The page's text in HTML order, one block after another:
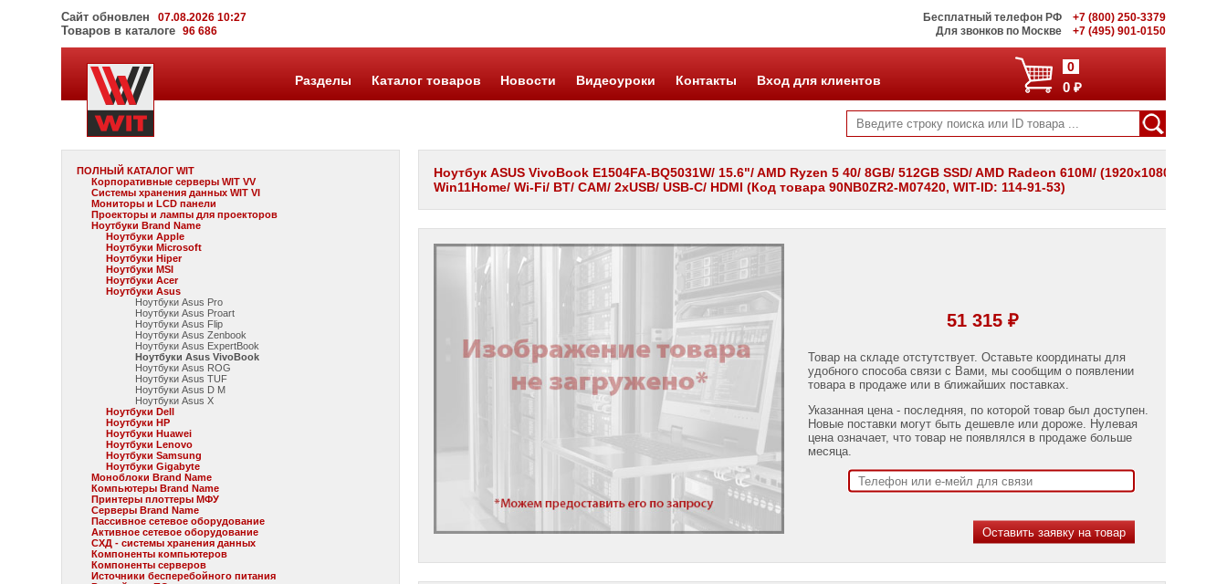
Сайт обновлен 07.08.2026 10:27
Товаров в каталоге96 686
Бесплатный телефон РФ
+7 (800) 250-3379
Для звонков по Москве
+7 (495) 901-0150
0
0 ₽
Разделы Каталог товаров Новости Видеоуроки Контакты Вход для клиентов
ПОЛНЫЙ КАТАЛОГ WIT
Корпоративные серверы WIT VV
Системы хранения данных WIT VI
Мониторы и LCD панели
Проекторы и лампы для проекторов
Ноутбуки Brand Name
Ноутбуки Apple
Ноутбуки Microsoft
Ноутбуки Hiper
Ноутбуки MSI
Ноутбуки Acer
Ноутбуки Asus
Ноутбуки Asus Pro
Ноутбуки Asus Proart
Ноутбуки Asus Flip
Ноутбуки Asus Zenbook
Ноутбуки Asus ExpertBook
Ноутбуки Asus VivoBook
Ноутбуки Asus ROG
Ноутбуки Asus TUF
Ноутбуки Asus D M
Ноутбуки Asus X
Ноутбуки Dell
Ноутбуки HP
Ноутбуки Huawei
Ноутбуки Lenovo
Ноутбуки Samsung
Ноутбуки Gigabyte
Моноблоки Brand Name
Компьютеры Brand Name
Принтеры плоттеры МФУ
Серверы Brand Name
Пассивное сетевое оборудование
Активное сетевое оборудование
СХД - системы хранения данных
Компоненты компьютеров
Компоненты серверов
Источники бесперебойного питания
Ноутбук ASUS VivoBook E1504FA-BQ5031W/ 15.6"/ AMD Ryzen 5 40/ 8GB/ 512GB SSD/ AMD Radeon 610M/ (1920x1080)/
Win11Home/ Wi-Fi/ BT/ CAM/ 2xUSB/ USB-C/ HDMI (Код товара 90NB0ZR2-M07420, WIT-ID: 114-91-53)
51 315 ₽
Товар на складе отстутствует. Оставьте координаты для
удобного способа связи с Вами, мы сообщим о появлении
товара в продаже или в ближайших поставках.
Указанная цена - последняя, по которой товар был доступен.
Новые поставки могут быть дешевле или дороже. Нулевая
цена означает, что товар не появлялся в продаже больше
месяца.